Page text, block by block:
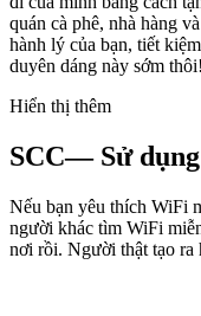
quán cà phê, nhà hàng
hành lý của bạn, tiết
duyên dáng này sớm thôi!
Hiển thị thêm
SCC— Sử
Nếu bạn yêu thích WiFi
người khác tìm WiFi
nơi rồi. Người thật tạo ra